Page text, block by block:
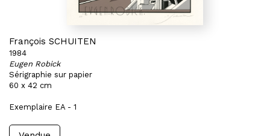
François SCHUITEN
1984
Eugen Robick
Sérigraphie sur papier
60 x 42 cm
Exemplaire EA - 1